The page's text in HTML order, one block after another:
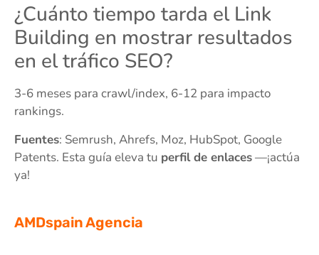
¿Cuánto tiempo tarda el Link
Building en mostrar resultados
en el tráfico SEO?
3-6 meses para crawl/index, 6-12 para impacto
rankings.
Fuentes: Semrush, Ahrefs, Moz, HubSpot, Google
Patents. Esta guía eleva tu perfil de enlaces—¡actúa
ya!
AMDspain Agencia